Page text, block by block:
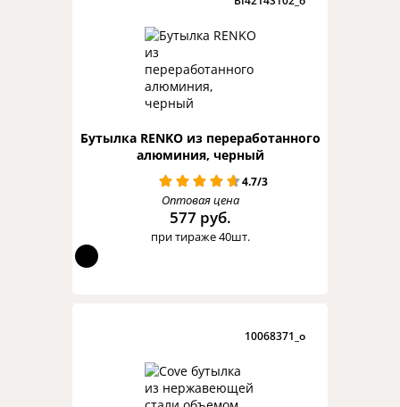
Бутылка RENKO из переработанного
алюминия, черный
4.7/3
Оптовая цена
577 руб.
при тираже 40шт.
10068371_o